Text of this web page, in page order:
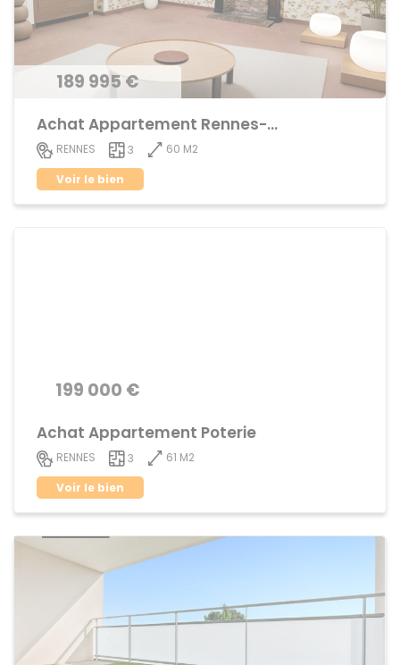
189 995 €
Achat Appartement Rennes-Cleunay
RENNES 3
60 M2
Voir le bien
199 000 €
Achat Appartement Poterie
RENNES 3
61 M2
Voir le bien